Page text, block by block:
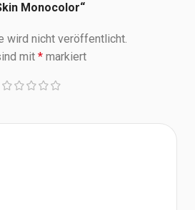
Monocolor“
wird nicht veröffentlicht.
mit * markiert